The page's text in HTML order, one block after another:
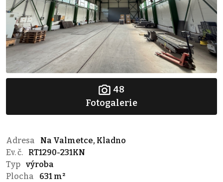
48
Fotogalerie
Adresa
Na Valmetce, Kladno
Ev. č.
RT1290-231KN
Typ výroba
Plocha
631 m²